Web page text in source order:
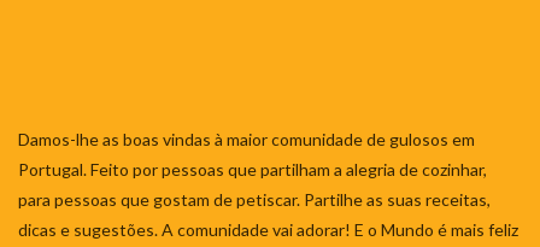
Damos-lhe as boas vindas à maior comunidade de gulosos em
Portugal. Feito por pessoas que partilham a alegria de cozinhar,
para pessoas que gostam de petiscar. Partilhe as suas receitas,
dicas e sugestões. A comunidade vai adorar! E o Mundo é mais feliz